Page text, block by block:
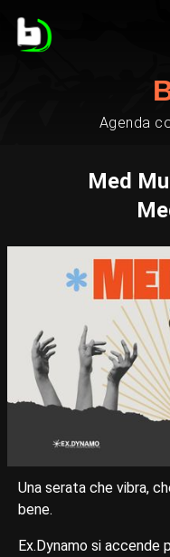
Agenda
Med
Una serata che vibra,
bene.
Ex.Dynamo si accende